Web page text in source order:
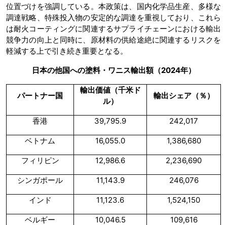
位置づけを強調している。本政策は、国内化学品生産、多様な
調達戦略、特殊投入物の安定的な調達を重視しており、これら
は耐火コーティングに関連するサプライチェーンにおける輸出
競争力の向上と同時に、原材料の供給途絶に関連するリスクを
軽減する上で引き続き重要となる。
日本の他国への塗料・ワニス輸出額（2024年）
パートナー国
輸出価値（千米ド
ル）
輸出シェア（％）
香港 39,795.9 242,017
ベトナム 16,055.0 1,386,680
フィリピン 12,986.6 2,236,690
シンガポール 11,143.9 246,076
インド 11,123.6 1,524,150
ベルギー 10,046.5 109,616